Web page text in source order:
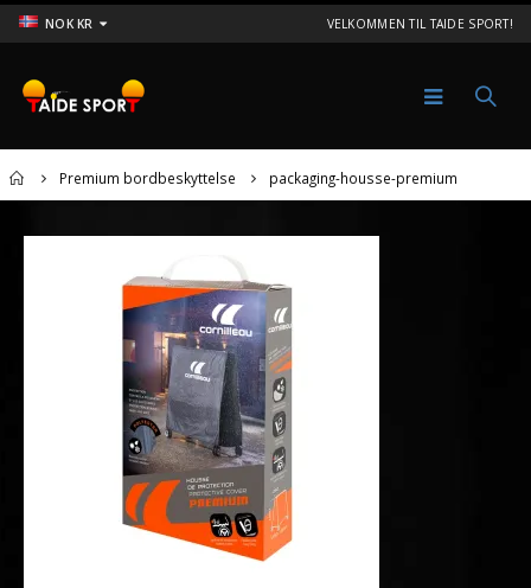
NOK KR VELKOMMEN TIL TAIDE SPORT!
Home
Premium bordbeskyttelse packaging-housse-premium